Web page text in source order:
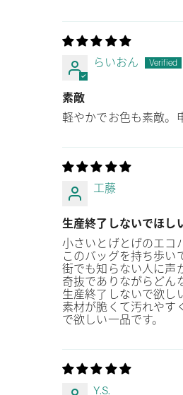
らいおん
素敵
軽やかでお色も素敵。
工藤
生産終了しないでほし
小さいとげとげのエコ
このバッグを持ち歩い
街でも知らない人に声
奇抜でありながらどん
生産終了しないで欲し
素材が脆くて汚れやす
で欲しい一品です。
Y.S.